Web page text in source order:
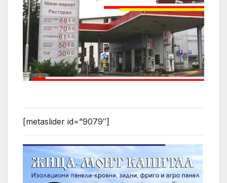
[metaslider id=”9079″]